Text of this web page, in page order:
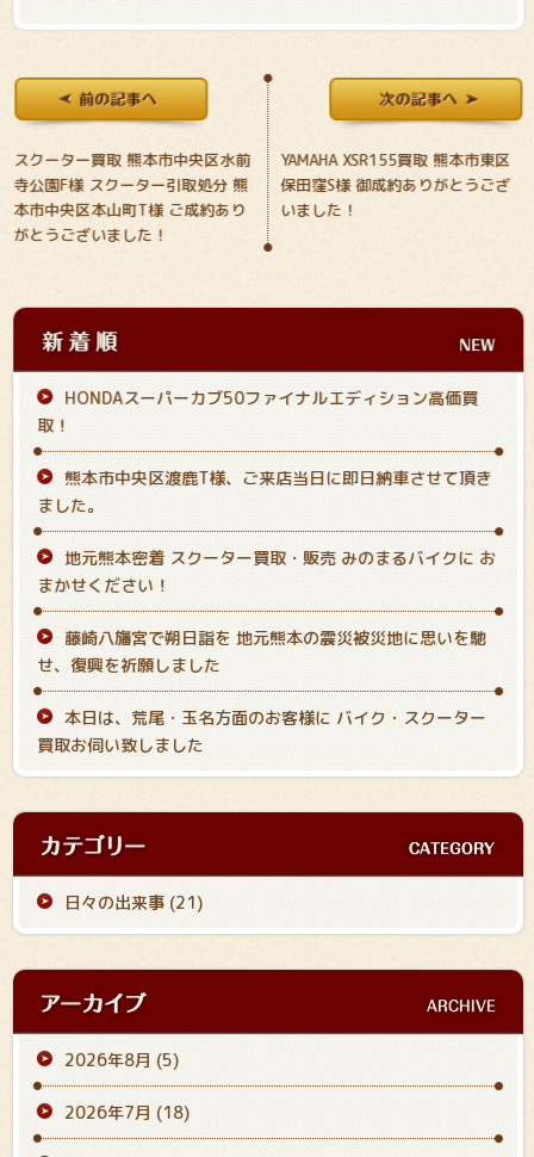
スクーター買取 熊本市中央区水前
寺公園F様 スクーター引取処分 熊
本市中央区本山町T様 ご成約あり
がとうございました！
YAMAHA XSR155買取 熊本市東区
保田窪S様 御成約ありがとうござ
いました！
HONDAスーパーカブ50ファイナルエディション高価買
取！
熊本市中央区渡鹿T様、ご来店当日に即日納車させて頂き
ました。
地元熊本密着 スクーター買取・販売 みのまるバイクに お
まかせください！
藤崎八旛宮で朔日詣を 地元熊本の震災被災地に思いを馳
せ、復興を祈願しました
本日は、荒尾・玉名方面のお客様に バイク・スクーター
買取お伺い致しました
日々の出来事 (21)
2026年8月 (5)
2026年7月 (18)